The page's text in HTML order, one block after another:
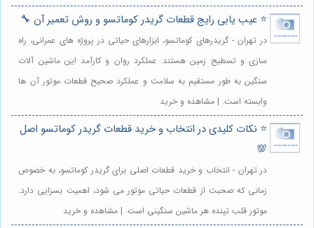
⭐️ عیب یابی رایج قطعات گریدر کوماتسو و روش تعمیر آن 🔧
در تهران - گریدرهای کوماتسو، ابزارهای حیاتی در پروژه های عمرانی، راه
سازی و تسطیح زمین هستند. عملکرد روان و کارآمد این ماشین آلات
سنگین به طور مستقیم به سلامت و عملکرد صحیح قطعات موتور آن ها
وابسته است. | مشاهده و خرید
⭐️ نکات کلیدی در انتخاب و خرید قطعات گریدر کوماتسو اصل
💯
در تهران - انتخاب و خرید قطعات اصلی برای گریدر کوماتسو، به خصوص
زمانی که صحبت از قطعات حیاتی موتور می شود، اهمیت بسزایی دارد.
موتور قلب تپنده هر ماشین سنگینی است. | مشاهده و خرید